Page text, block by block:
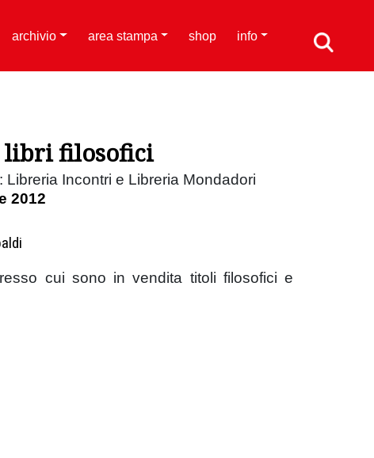
archivio area stampa shop info
libri filosofici
Libreria Incontri e Libreria Mondadori
2012
cui sono in vendita titoli filosofici e